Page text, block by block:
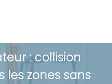
: collision
zones sans